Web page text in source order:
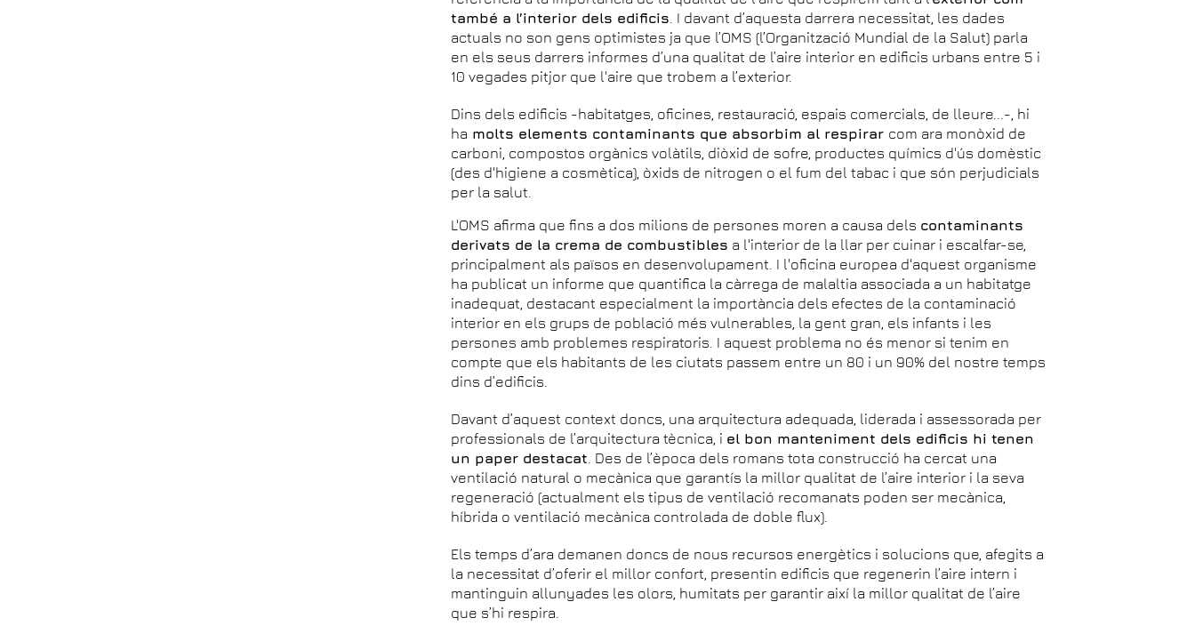
també a l’interior dels edificis . I davant d’aquesta darrera necessitat, les dades
actuals no son gens optimistes ja que l’OMS (l’Organització Mundial de la Salut) parla
en els seus darrers informes d’una qualitat de l’aire interior en edificis urbans entre 5 i
10 vegades pitjor que l'aire que trobem a l’exterior.
Dins dels edificis -habitatges, oficines, restauració, espais comercials, de lleure...-, hi
ha molts elements contaminants que absorbim al respirar com ara monòxid de
carboni, compostos orgànics volàtils, diòxid de sofre, productes químics d'ús domèstic
(des d'higiene a cosmètica), òxids de nitrogen o el fum del tabac i que són perjudicials
per la salut.
L'OMS afirma que fins a dos milions de persones moren a causa dels contaminants
derivats de la crema de combustibles a l'interior de la llar per cuinar i escalfar-se,
principalment als països en desenvolupament. I l'oficina europea d'aquest organisme
ha publicat un informe que quantifica la càrrega de malaltia associada a un habitatge
inadequat, destacant especialment la importància dels efectes de la contaminació
interior en els grups de població més vulnerables, la gent gran, els infants i les
persones amb problemes respiratoris. I aquest problema no és menor si tenim en
compte que els habitants de les ciutats passem entre un 80 i un 90% del nostre temps
dins d’edificis.
Davant d’aquest context doncs, una arquitectura adequada, liderada i assessorada per
professionals de l’arquitectura tècnica, i el bon manteniment dels edificis hi tenen
un paper destacat . Des de l’època dels romans tota construcció ha cercat una
ventilació natural o mecànica que garantís la millor qualitat de l’aire interior i la seva
regeneració (actualment els tipus de ventilació recomanats poden ser mecànica,
híbrida o ventilació mecànica controlada de doble flux).
Els temps d’ara demanen doncs de nous recursos energètics i solucions que, afegits a
la necessitat d’oferir el millor confort, presentin edificis que regenerin l’aire intern i
mantinguin allunyades les olors, humitats per garantir així la millor qualitat de l’aire
que s’hi respira.